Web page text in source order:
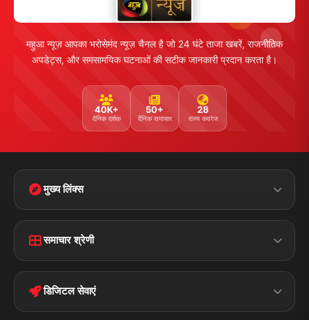
महुआ न्यूज़ आपका भरोसेमंद न्यूज़ चैनल है जो 24 घंटे ताजा खबरें, राजनीतिक
अपडेट्स, और समसामयिक घटनाओं की सटीक जानकारी प्रदान करता है।
40K+
दैनिक दर्शक
50+
दैनिक समाचार
28
राज्य कवरेज
मुख्य लिंक्स
Disclaimer
Terms &
Privacy Policy
समाचार श्रेणी
पॉलिटिकल झारखण्ड
डिजिटल सेवाएं